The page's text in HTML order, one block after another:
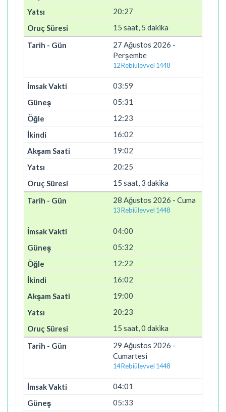
20:27
15 saat, 5 dakika
27 Ağustos 2026 -
Perşembe
12 Rebiülevvel 1448
03:59
05:31
12:23
16:02
19:02
20:25
15 saat, 3 dakika
28 Ağustos 2026 - Cuma
13 Rebiülevvel 1448
04:00
05:32
12:22
16:02
19:00
20:23
15 saat, 0 dakika
29 Ağustos 2026 -
Cumartesi
14 Rebiülevvel 1448
04:01
05:33